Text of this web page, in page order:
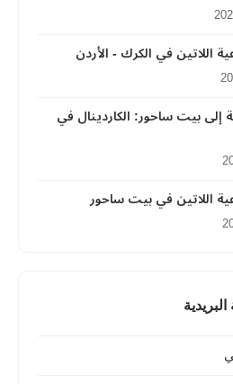
اللاتين في الكرك - الأردن
إلى بيت ساحور: الكاردينال في
اللاتين في بيت ساحور